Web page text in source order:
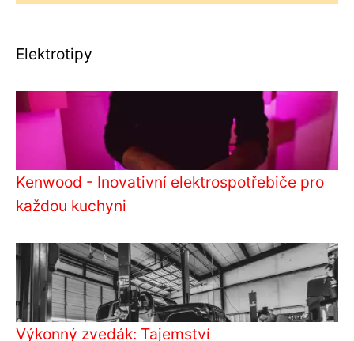
Elektrotipy
Kenwood - Inovativní elektrospotřebiče pro
každou kuchyni
Výkonný zvedák: Tajemství